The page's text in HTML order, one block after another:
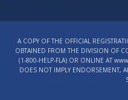
Use.
Please
leave
A COPY OF THE OFFICIAL
OBTAINED FROM THE DIVISION OF
(1‑800‑HELP‑FLA) OR ONLINE AT
DOES NOT IMPLY ENDORSEMENT,